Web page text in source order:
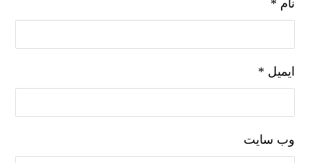
نام *
ایمیل *
وب‌ سایت